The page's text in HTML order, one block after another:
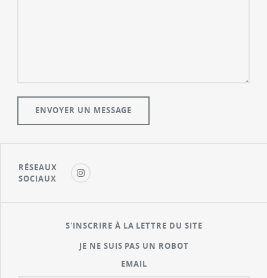
RÉSEAUX
SOCIAUX
S'INSCRIRE À LA LETTRE DU SITE
JE NE SUIS PAS UN ROBOT
EMAIL